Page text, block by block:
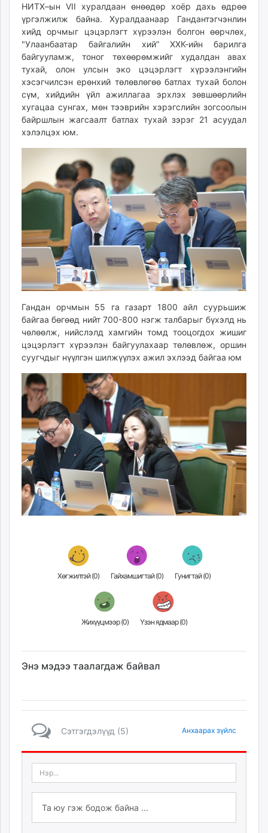
mminfo.mn
ugluu.mn
urlag.mn
unen.mn
asu.mn
shudarga.mn
shuurhai.mn
unuudur.mn
isee.mn
tumen.mn
shuum.mn
tvmongolia.mn
mass.mn
unegui.mn
toim.mn
tac.mn
paparazzi.mn
unread.today
НИТХ–ын VII хуралдаан өнөөдөр хоёр дахь өдрөө
үргэлжилж байна. Хуралдаанаар Гандантэгчэнлин
хийд орчмыг цэцэрлэгт хүрээлэн болгон өөрчлөх,
"Улаанбаатар байгалийн хий” ХХК-ийн барилга
байгууламж, тоног төхөөрөмжийг худалдан авах
тухай, олон улсын эко цэцэрлэгт хүрээлэнгийн
хэсэгчилсэн ерөнхий төлөвлөгөө батлах тухай болон
сүм, хийдийн үйл ажиллагаа эрхлэх зөвшөөрлийн
хугацаа сунгах, мөн тээврийн хэрэгслийн зогсоолын
байршлын жагсаалт батлах тухай зэрэг 21 асуудал
хэлэлцэх юм.
Гандан орчмын 55 га газарт 1800 айл суурьшиж
байгаа бөгөөд нийт 700-800 нэгж талбарыг бүхэлд нь
чөлөөлж, нийслэлд хамгийн томд тооцогдох жишиг
цэцэрлэгт хүрээлэн байгуулахаар төлөвлөж, оршин
суугчдыг нүүлгэн шилжүүлэх ажил эхлээд байгаа юм
Хөгжилтэй (0) Гайхамшигтай (0) Гунигтай (0)
Жихүүцмээр (0) Үзэн ядмаар (0)
Энэ мэдээ таалагдаж байвал
Сэтгэгдэлүүд (5) Анхаарах зүйлс